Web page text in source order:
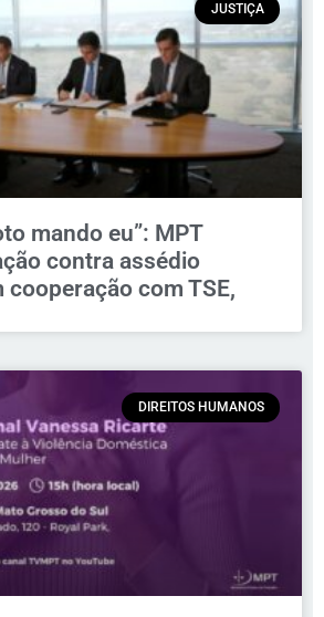
JUSTIÇA
mando eu”: MPT
contra assédio
cooperação com TSE,
DIREITOS HUMANOS